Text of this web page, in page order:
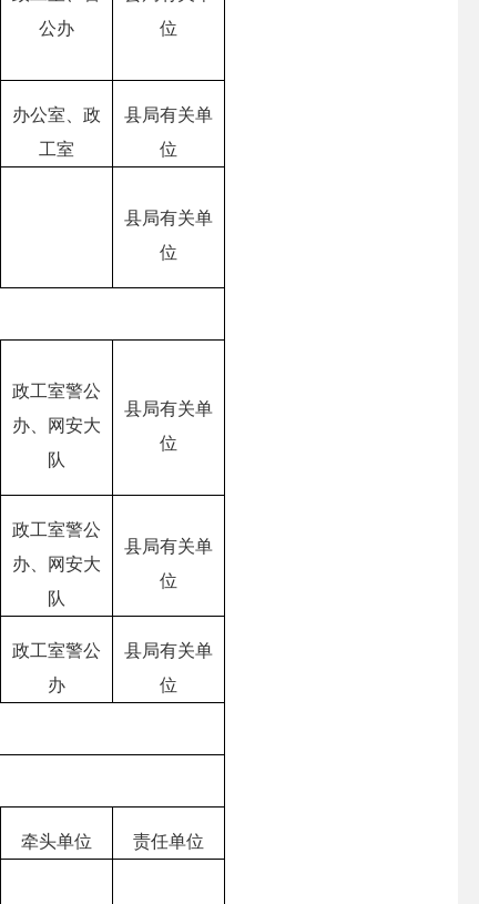
公办
位
办公室、政
工室
县局有关单
位
县局有关单
位
政工室警公
办、网安大
队
县局有关单
位
政工室警公
办、网安大
队
县局有关单
位
政工室警公
办
县局有关单
位
牵头单位 责任单位